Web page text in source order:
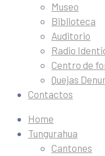
Museo
Biblioteca
Auditorio
Radio
Centro de
Quejas
Contactos
Home
Tungurahua
Cantones